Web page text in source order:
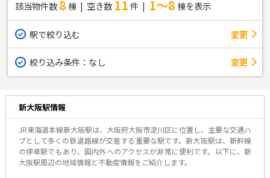
該当物件数8棟 空き数 11件 1～8棟を表示
駅で絞り込む 変更
絞り込み条件： なし 変更
新大阪駅情報
JR東海道本線新大阪駅は、大阪府大阪市淀川区に位置し、主要な交通ハ
ブとして多くの鉄道路線が交差する重要な駅です。新大阪駅は、新幹線
の停車駅でもあり、国内外へのアクセスが非常に便利です。以下に、新
大阪駅周辺の地域情報と不動産情報をご紹介します。